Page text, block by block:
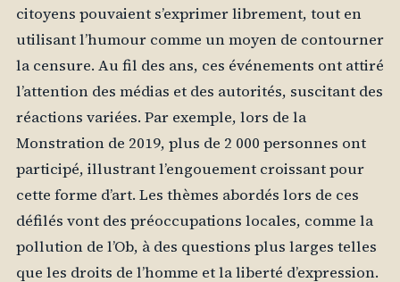
citoyens pouvaient s’exprimer librement, tout en
utilisant l’humour comme un moyen de contourner
la censure. Au fil des ans, ces événements ont attiré
l’attention des médias et des autorités, suscitant des
réactions variées. Par exemple, lors de la
Monstration de 2019, plus de 2 000 personnes ont
participé, illustrant l’engouement croissant pour
cette forme d’art. Les thèmes abordés lors de ces
défilés vont des préoccupations locales, comme la
pollution de l’Ob, à des questions plus larges telles
que les droits de l’homme et la liberté d’expression.